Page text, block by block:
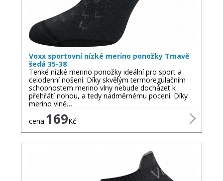
Voxx sportovní nízké merino ponožky Tmavě
šedá 35-38
Tenké nízké merino ponožky ideální pro sport a
celodenní nošení. Díky skvělým termoregulačním
schopnostem merino vlny nebude docházet k
přehřátí nohou, a tedy nadměrnému pocení. Díky
merino vlně…
cena:169Kč